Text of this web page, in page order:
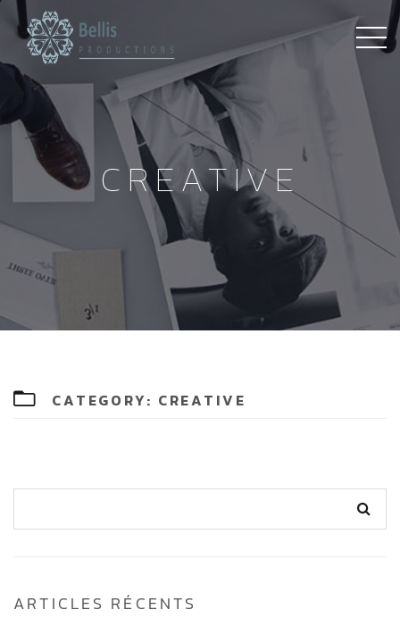
CREATIVE
CATEGORY: CREATIVE
ARTICLES RÉCENTS